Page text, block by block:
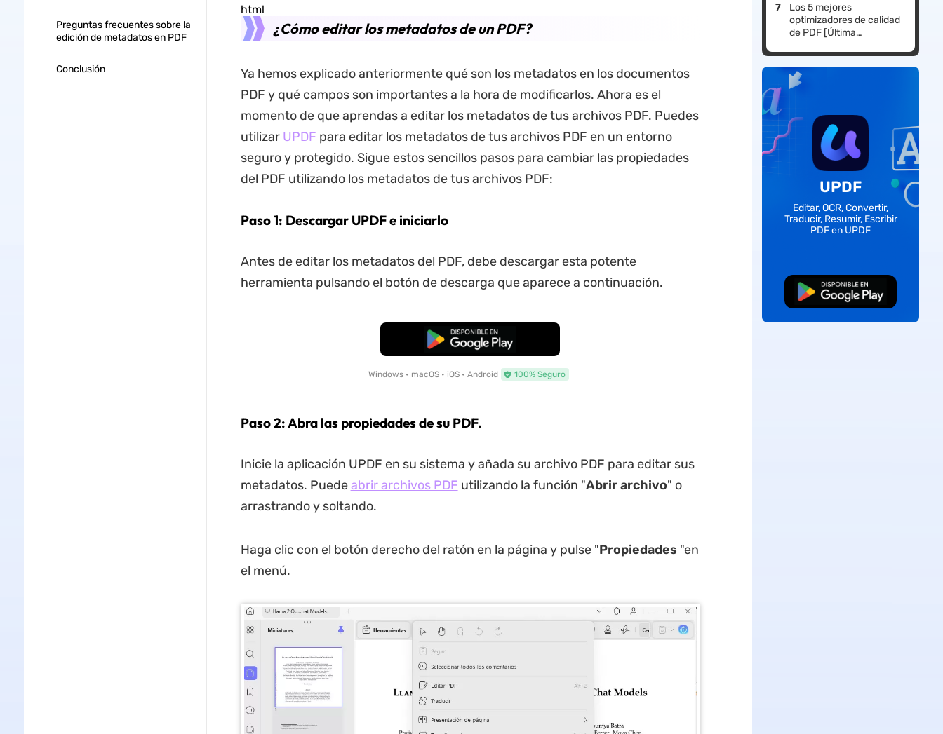
Preguntas frecuentes sobre la
edición de metadatos en PDF
Conclusión
html
¿Cómo editar los metadatos de un PDF?
Ya hemos explicado anteriormente qué son los metadatos en los documentos
PDF y qué campos son importantes a la hora de modificarlos. Ahora es el
momento de que aprendas a editar los metadatos de tus archivos PDF. Puedes
utilizar UPDF para editar los metadatos de tus archivos PDF en un entorno
seguro y protegido. Sigue estos sencillos pasos para cambiar las propiedades
del PDF utilizando los metadatos de tus archivos PDF:
Paso 1: Descargar UPDF e iniciarlo
Antes de editar los metadatos del PDF, debe descargar esta potente
herramienta pulsando el botón de descarga que aparece a continuación.
Descarga Gratuita
Windows • macOS • iOS • Android 100% Seguro
Paso 2: Abra las propiedades de su PDF.
Inicie la aplicación UPDF en su sistema y añada su archivo PDF para editar sus
metadatos. Puedeabrir archivos PDF utilizando la función "Abrir archivo" o
arrastrando y soltando.
Haga clic con el botón derecho del ratón en la página y pulse "Propiedades "en
el menú.
Los 5 mejores
optimizadores de calidad
de PDF [Última
UPDF
Editar, OCR, Convertir,
Traducir, Resumir, Escribir
PDF en UPDF
Descarga Gratuita